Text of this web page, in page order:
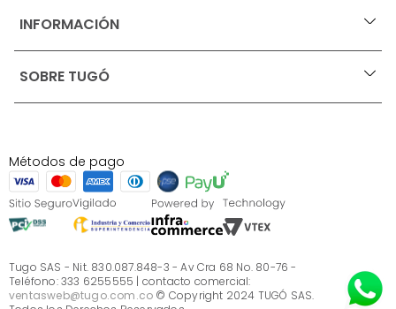
INFORMACIÓN +
Ofertas vigentes
Términos, condiciones y restricciones para productos
S.A.S
Términos, condiciones y restricciones Tugó S.A.S
Instructivo cuidado de muebles
Sé parte de Tugó
¿Quiénes somos?
Servicio al cliente
SOBRE TUGÓ +
¿Quieres vender en Tugó?
Métodos de pago
Tugo SAS - Nit. 830.087.848-3 - Av Cra 68 No. 80-76 -
Teléfono: 333 6255555 | contacto comercial:
ventasweb@tugo.com.co © Copyright 2024 TUGÓ SAS.